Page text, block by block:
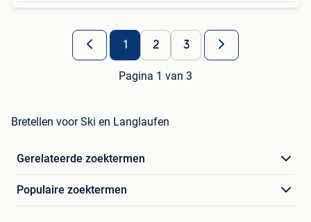
1 2 3
Pagina 1 van 3
Bretellen voor Ski en Langlaufen
Gerelateerde zoektermen
Populaire zoektermen